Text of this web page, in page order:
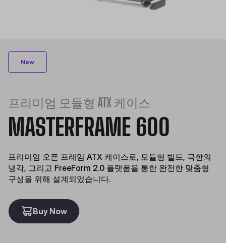
New
프리미엄 모듈형 ATX 케이스
MASTERFRAME 600
프리미엄 오픈 프레임 ATX 케이스로, 모듈형 빌드, 극한의
냉각, 그리고 FreeForm 2.0 플랫폼을 통한 완전한 맞춤형
구성을 위해 설계되었습니다.
Buy Now